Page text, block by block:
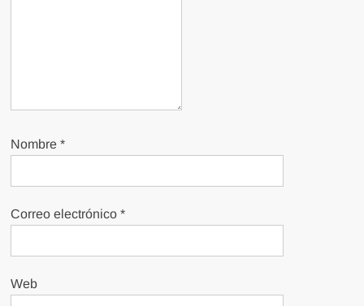
Nombre*
Correo electrónico*
Web